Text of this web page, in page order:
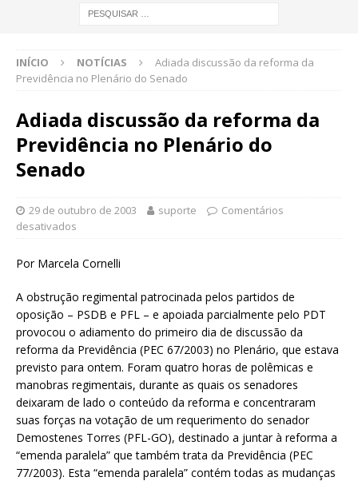
INÍCIO NOTÍCIAS
Adiada discussão da reforma da
Previdência no Plenário do Senado
Adiada discussão da reforma da
Previdência no Plenário do
Senado
29 de outubro de 2003 suporte
Comentários
desativados
Por Marcela Cornelli
A obstrução regimental patrocinada pelos partidos de
oposição – PSDB e PFL – e apoiada parcialmente pelo PDT
provocou o adiamento do primeiro dia de discussão da
reforma da Previdência (PEC 67/2003) no Plenário, que estava
previsto para ontem. Foram quatro horas de polêmicas e
manobras regimentais, durante as quais os senadores
deixaram de lado o conteúdo da reforma e concentraram
suas forças na votação de um requerimento do senador
Demostenes Torres (PFL-GO), destinado a juntar à reforma a
“emenda paralela” que também trata da Previdência (PEC
77/2003). Esta “emenda paralela” contém todas as mudanças